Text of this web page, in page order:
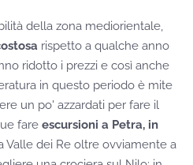
della zona mediorientale,
rispetto a qualche anno
ridotto i prezzi e così anche
in questo periodo è mite
un po' azzardati per fare il
fare escursioni a Petra, in
Valle dei Re oltre ovviamente a